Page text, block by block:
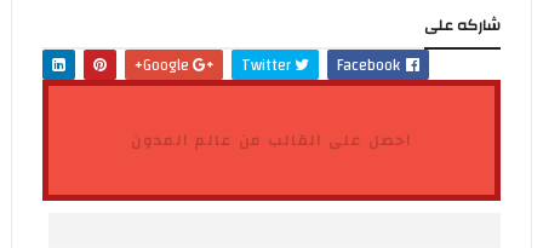
شاركه على
Facebook
Twitter
احصل على القالب من عالم المدون